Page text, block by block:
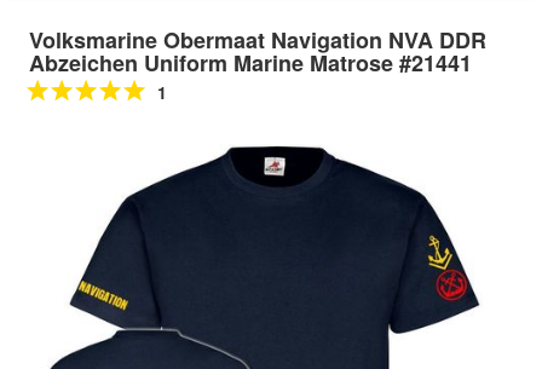
Volksmarine Obermaat Navigation NVA DDR
Abzeichen Uniform Marine Matrose #21441
1